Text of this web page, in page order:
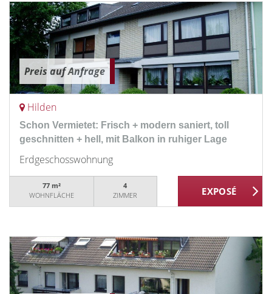
Preis auf Anfrage
Hilden
Schon Vermietet: Frisch + modern saniert, toll
geschnitten + hell, mit Balkon in ruhiger Lage
Erdgeschosswohnung
77 m²
WOHNFLÄCHE
4
ZIMMER